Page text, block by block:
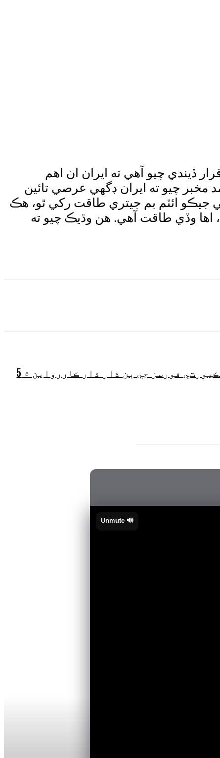
ڏيندي چيو آهي ته ايران ان اهم
مخبر چيو ته ايران ڊگھي عرصي تائين
جيڪو ائٽم بم جيتري طاقت رکي ٿو، هڪ
وڏي طاقت آهي. هن وڌيڪ چيو ته
خيبرپختونخواهه ۾ سڪيورٽي فورسز جي ٻن ڌار ڌار ڪاررواين ۾ 5
🔊 Unmute